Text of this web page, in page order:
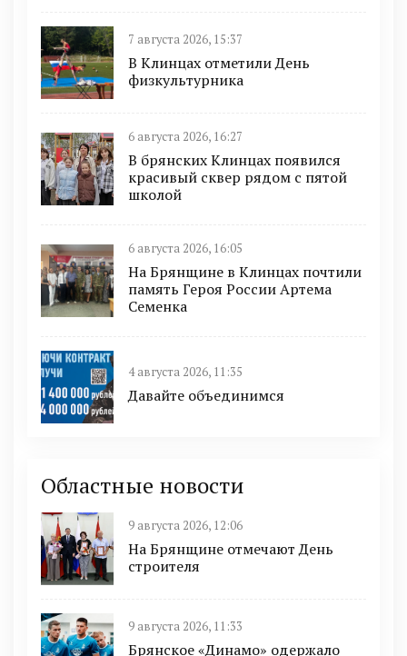
7 августа 2026, 15:37
В Клинцах отметили День
физкультурника
6 августа 2026, 16:27
В брянских Клинцах появился
красивый сквер рядом с пятой
школой
6 августа 2026, 16:05
На Брянщине в Клинцах почтили
память Героя России Артема
Семенка
4 августа 2026, 11:35
Давайте объединимся
Областные новости
9 августа 2026, 12:06
На Брянщине отмечают День
строителя
9 августа 2026, 11:33
Брянское «Динамо» одержало